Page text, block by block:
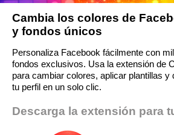
Cambia los colores de
y fondos únicos
Personaliza Facebook fácilmente con
fondos exclusivos. Usa la extensión de
para cambiar colores, aplicar plantillas y
tu perfil en un solo clic.
Descarga la extensión para